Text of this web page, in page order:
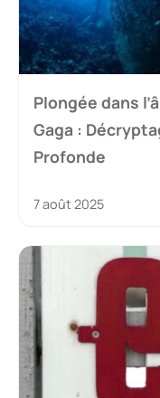
Plongée dans
Gaga :
Profonde
7 août 2025